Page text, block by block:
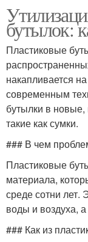
бутылок:
Пластиковые
накапливается
современным
бутылки в
такие как сумки.
### В чем
Пластиковые
материала,
среде сотни лет.
воды и воздуха,
### Как из